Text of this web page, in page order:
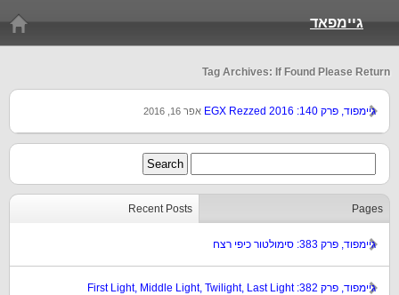
גיימפאד
Tag Archives: If Found Please Return
גיימפוד, פרק 140: EGX Rezzed 2016 אפר 16, 2016
Recent Posts Pages
גיימפוד, פרק 383: סימולטור כיפי רצח
גיימפוד, פרק 382: First Light, Middle Light, Twilight, Last Light